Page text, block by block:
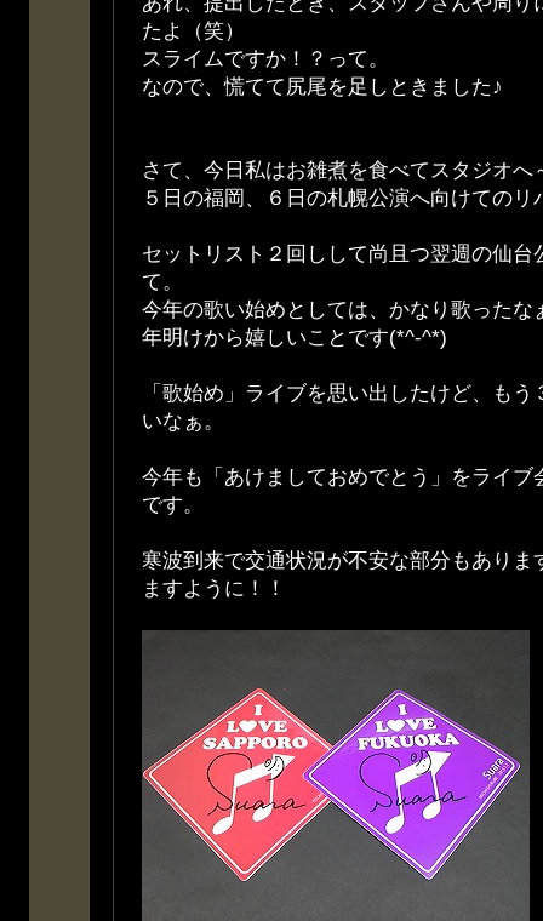
たよ（笑）
スライムですか！？って。
なので、慌てて尻尾を足しときました♪
さて、今日私はお雑煮を食べてスタジオへ
５日の福岡、６日の札幌公演へ向けてのリ
セットリスト２回しして尚且つ翌週の仙台
て。
今年の歌い始めとしては、かなり歌ったな
年明けから嬉しいことです(*^-^*)
「歌始め」ライブを思い出したけど、も
いなぁ。
今年も「あけましておめでとう」をライブ
です。
寒波到来で交通状況が不安な部分もありま
ますように！！